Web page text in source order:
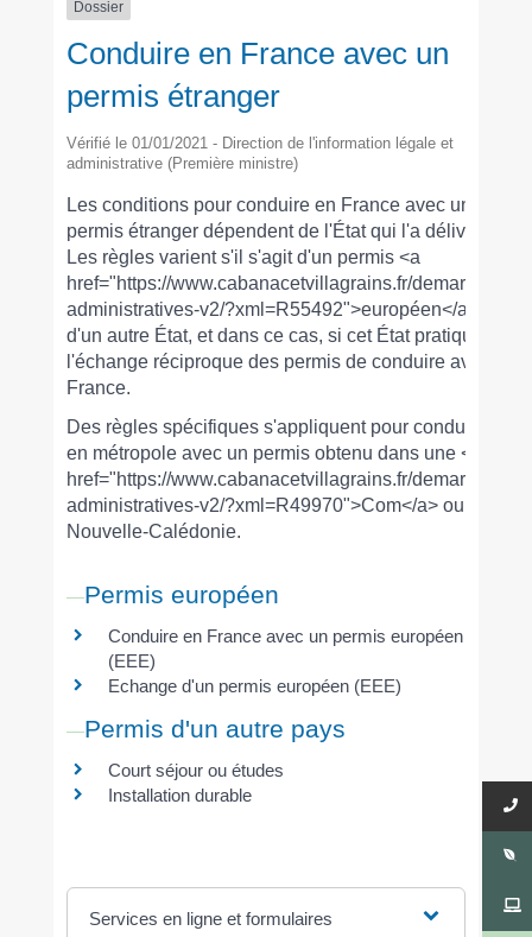
Dossier
Conduire en France avec un
permis étranger
Vérifié le 01/01/2021 - Direction de l'information légale et
administrative (Première ministre)
Les conditions pour conduire en France avec un
permis étranger dépendent de l'État qui l'a délivré.
Les règles varient s'il s'agit d'un permis <a
href="https://www.cabanacetvillagrains.fr/demarches-
administratives-v2/?xml=R55492">européen</a> ou
d'un autre État, et dans ce cas, si cet État pratique
l'échange réciproque des permis de conduire avec la
France.
Des règles spécifiques s'appliquent pour conduire
en métropole avec un permis obtenu dans une <a
href="https://www.cabanacetvillagrains.fr/demarches-
administratives-v2/?xml=R49970">Com</a> ou en
Nouvelle-Calédonie.
Permis européen
Conduire en France avec un permis européen
(EEE)
Echange d'un permis européen (EEE)
Permis d'un autre pays
Court séjour ou études
Installation durable
Services en ligne et formulaires